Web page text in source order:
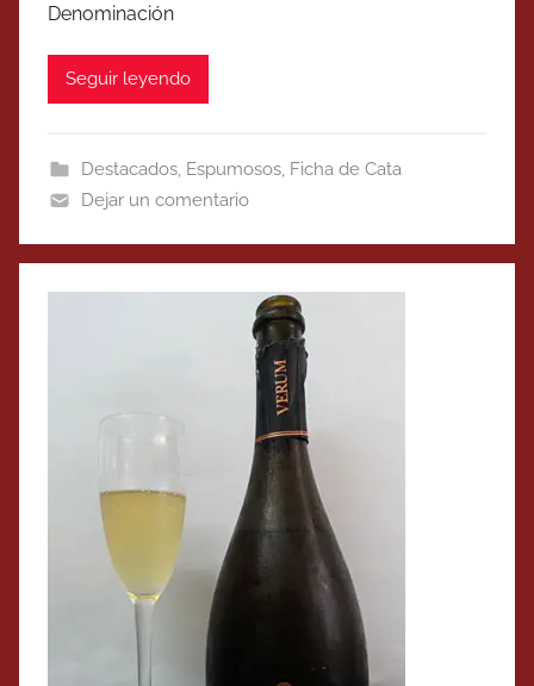
Denominación
Seguir leyendo
Destacados, Espumosos, Ficha de Cata
Dejar un comentario